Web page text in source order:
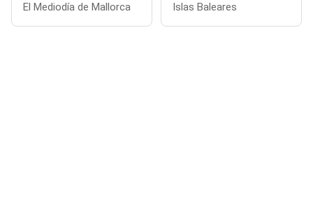
El Mediodía de Mallorca Islas Baleares